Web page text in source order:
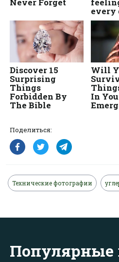
Поделиться:
Технические фотографии
Популярные